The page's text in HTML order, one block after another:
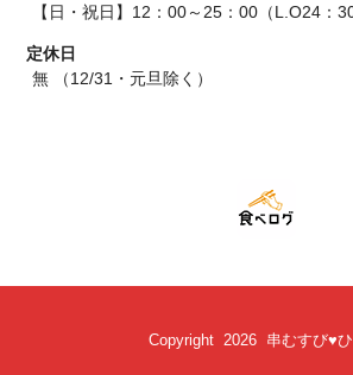
【日・祝日】12：00～25：00（L.O24：30
定休日
無 （12/31・元旦除く）
Copyright 2026 串むすび♥